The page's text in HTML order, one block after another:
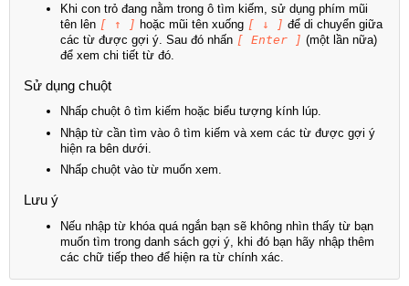
Khi con trỏ đang nằm trong ô tìm kiếm, sử dụng phím mũi
tên lên [ ↑ ] hoặc mũi tên xuống [ ↓ ] để di chuyển giữa
các từ được gợi ý. Sau đó nhấn [ Enter ] (một lần nữa)
để xem chi tiết từ đó.
Sử dụng chuột
Nhấp chuột ô tìm kiếm hoặc biểu tượng kính lúp.
Nhập từ cần tìm vào ô tìm kiếm và xem các từ được gợi ý
hiện ra bên dưới.
Nhấp chuột vào từ muốn xem.
Lưu ý
Nếu nhập từ khóa quá ngắn bạn sẽ không nhìn thấy từ bạn
muốn tìm trong danh sách gợi ý, khi đó bạn hãy nhập thêm
các chữ tiếp theo để hiện ra từ chính xác.